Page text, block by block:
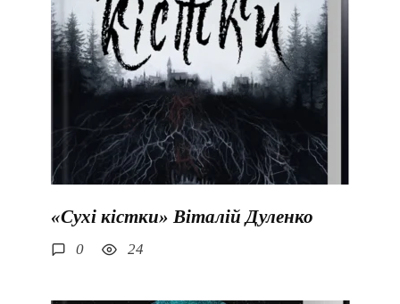
«Сухі кістки» Віталій Дуленко
0 24